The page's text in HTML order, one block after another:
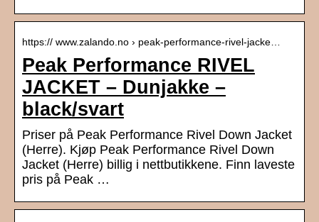
https:// www.zalando.no › peak-performance-rivel-jacke…
Peak Performance RIVEL
JACKET – Dunjakke –
black/svart
Priser på Peak Performance Rivel Down Jacket
(Herre). Kjøp Peak Performance Rivel Down
Jacket (Herre) billig i nettbutikkene. Finn laveste
pris på Peak …